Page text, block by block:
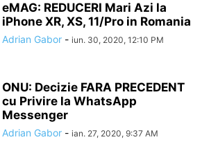
eMAG: REDUCERI Mari Azi la
iPhone XR, XS, 11/Pro in Romania
Adrian Gabor - iun. 30, 2020, 12:10 PM
ONU: Decizie FARA PRECEDENT
cu Privire la WhatsApp
Messenger
Adrian Gabor - ian. 27, 2020, 9:37 AM